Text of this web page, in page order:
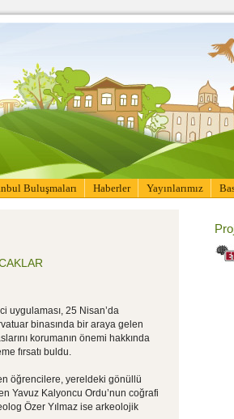
Buluşmaları Haberler Yayınlarımız
uygulaması, 25 Nisan’da
binasında bir araya gelen
korumanın önemi hakkında
fırsatı buldu.
öğrencilere, yereldeki gönüllü
Yavuz Kalyoncu Ordu’nun coğrafi
Özer Yılmaz ise arkeolojik